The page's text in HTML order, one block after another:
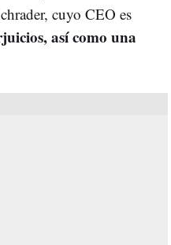
cuyo CEO es
así como una